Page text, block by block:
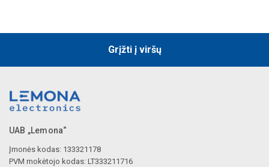
Grįžti į viršų
UAB „Lemona“
Įmonės kodas: 133321178
PVM mokėtojo kodas: LT333211716